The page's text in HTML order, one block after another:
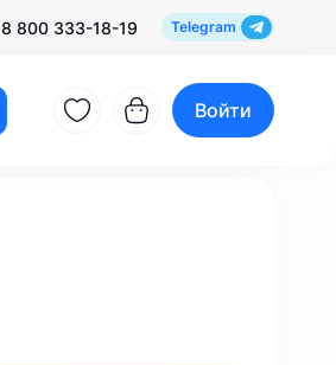
8 800 333-18-19 Telegram
Войти